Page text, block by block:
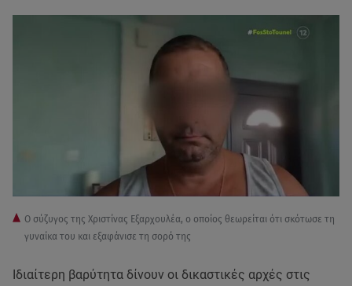
Ο σύζυγος της Χριστίνας Εξαρχουλέα, ο οποίος θεωρείται ότι σκότωσε τη
γυναίκα του και εξαφάνισε τη σορό της
Ιδιαίτερη βαρύτητα δίνουν οι δικαστικές αρχές στις